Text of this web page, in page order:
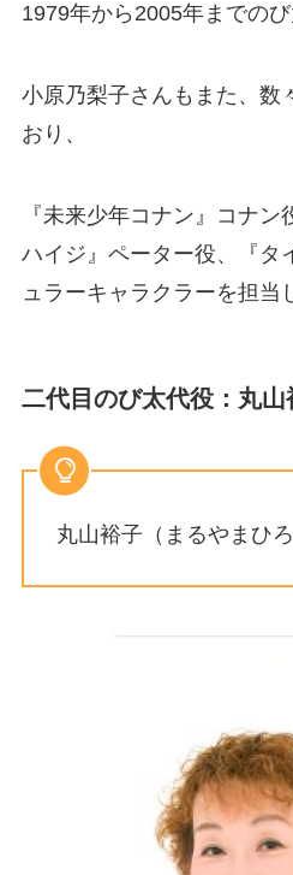
1979年から2005年までのび
小原乃梨子さんもまた、数
おり、
『未来少年コナン』コナ
ハイジ』ペーター役、『タ
ュラーキャラクラーを担当
二代目のび太代役：丸山
丸山裕子（まるやまひろ